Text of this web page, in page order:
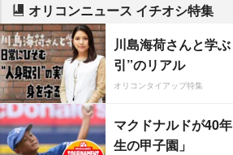
オリコンニュース イチオシ特集
川島海荷さんと学
引”のリアル
オリコンタイアップ特集
マクドナルドが40
生の甲子園」